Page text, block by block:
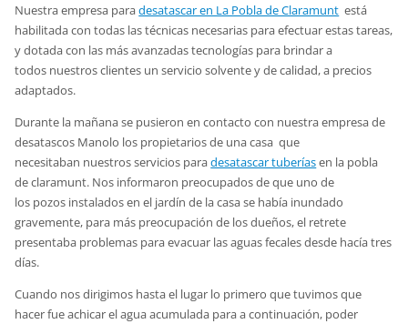
Nuestra empresa paradesatascar en La Pobla de Claramunt está
habilitada con todas las técnicas necesarias para efectuar estas tareas,
y dotada con las más avanzadas tecnologías para brindar a
todos nuestros clientes un servicio solvente y de calidad, a precios
adaptados.
Durante la mañana se pusieron en contacto con nuestra empresa de
desatascos Manolo los propietarios de una casa que
necesitaban nuestros servicios paradesatascar tuberíasen la pobla
de claramunt. Nos informaron preocupados de que uno de
los pozos instalados en el jardín de la casa se había inundado
gravemente, para más preocupación de los dueños, el retrete
presentaba problemas para evacuar las aguas fecales desde hacía tres
días.
Cuando nos dirigimos hasta el lugar lo primero que tuvimos que
hacer fue achicar el agua acumulada para a continuación, poder